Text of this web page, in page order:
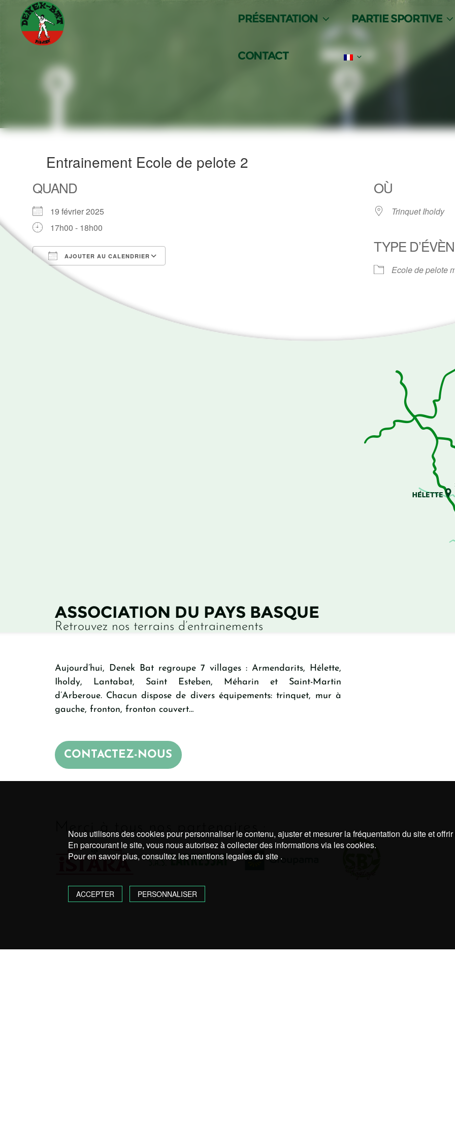
contenu
principal
PRÉSENTATION PARTIE SPORTIVE
CONTACT
Entrainement Ecole de pelote 2
QUAND
19 février 2025
17h00 - 18h00
AJOUTER AU CALENDRIER
Télécharger ICS Office
OÙ
Trinquet Iholdy
TYPE
Ecole de pelote
ASSOCIATION DU PAYS BASQUE
Retrouvez nos terrains d’entrainements
Aujourd’hui, Denek Bat regroupe 7 villages : Armendarits, Hélette,
Iholdy, Lantabat, Saint Esteben, Méharin et Saint-Martin
d’Arberoue. Chacun dispose de divers équipements: trinquet, mur à
gauche, fronton, fronton couvert…
CONTACTEZ-NOUS
Merci à tous nos partenaires :
Nous utilisons des cookies pour personnaliser le contenu, ajuster et mesurer la fréquentation du site et
En parcourant le site, vous nous autorisez à collecter des informations via les cookies.
Pour en savoir plus, consultez les mentions legales du site .
ACCEPTER PERSONNALISER